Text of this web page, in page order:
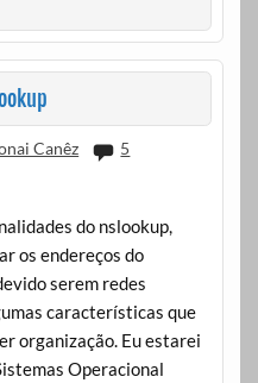
Canêz
5
do nslookup,
os endereços do
serem redes
características que
organização. Eu estarei
Operacional